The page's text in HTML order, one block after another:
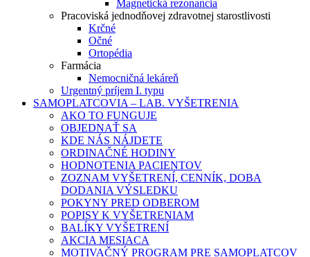
Magnetická rezonancia
Pracoviská jednodňovej zdravotnej starostlivosti
Krčné
Očné
Ortopédia
Farmácia
Nemocničná lekáreň
Urgentný príjem I. typu
SAMOPLATCOVIA – LAB. VYŠETRENIA
AKO TO FUNGUJE
OBJEDNAŤ SA
KDE NÁS NÁJDETE
ORDINAČNÉ HODINY
HODNOTENIA PACIENTOV
ZOZNAM VYŠETRENÍ, CENNÍK, DOBA
DODANIA VÝSLEDKU
POKYNY PRED ODBEROM
POPISY K VYŠETRENIAM
BALÍKY VYŠETRENÍ
AKCIA MESIACA
MOTIVAČNÝ PROGRAM PRE SAMOPLATCOV